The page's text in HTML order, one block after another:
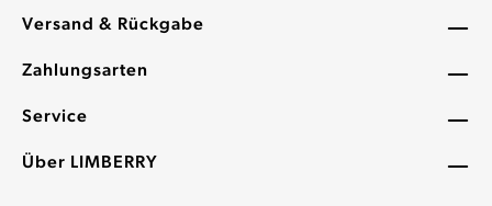
Versand & Rückgabe
Zahlungsarten
Service
Über LIMBERRY